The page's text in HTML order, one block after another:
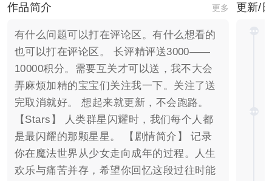
作品简介 更多
有什么问题可以打在评论区。有什么想看的
也可以打在评论区。 长评精评送3000——
10000积分。需要互关才可以送，我不大会
弄麻烦加精的宝宝们关注我一下。关注了送
完取消就好。 想起来就更新，不会跑路。
【Stars】 人类群星闪耀时，我们每个人都
是最闪耀的那颗星星。 【剧情简介】 记录
你在魔法世界从少女走向成年的过程。人生
欢乐与痛苦并存，希望你回忆这段过往时能
更新/